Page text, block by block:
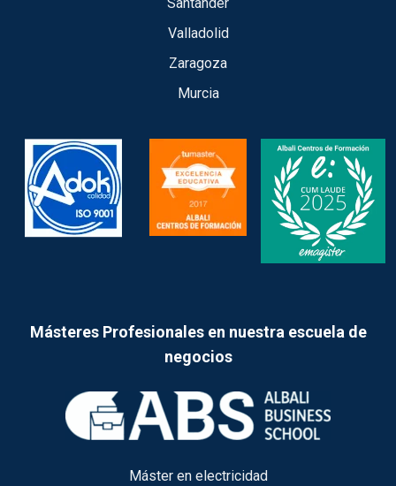
Valladolid
Zaragoza
Murcia
Másteres Profesionales en nuestra escuela de
negocios
Máster en electricidad